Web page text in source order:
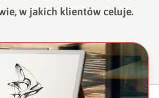
w jakich klientów celuje.